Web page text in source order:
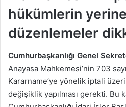
hükümlerin
düzenlemeler
Cumhurbaşkanlığı Genel
Anayasa Mahkemesi’nin 703
Kararname’ye yönelik iptali
değişiklik yapılması gerekti. Bu